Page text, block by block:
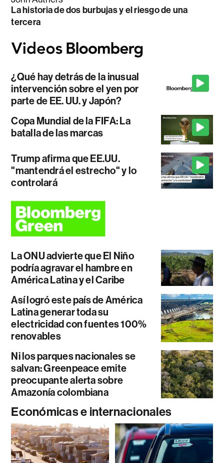
La historia de dos burbujas y el riesgo de una
tercera
¿Qué hay detrás de la inusual
intervención sobre el yen por
parte de EE. UU. y Japón?
Copa Mundial de la FIFA: La
batalla de las marcas
Trump afirma que EE.UU.
"mantendrá el estrecho" y lo
controlará
La ONU advierte que El Niño
podría agravar el hambre en
América Latina y el Caribe
Así logró este país de América
Latina generar toda su
electricidad con fuentes 100%
renovables
Ni los parques nacionales se
salvan: Greenpeace emite
preocupante alerta sobre
Amazonía colombiana
Económicas e internacionales